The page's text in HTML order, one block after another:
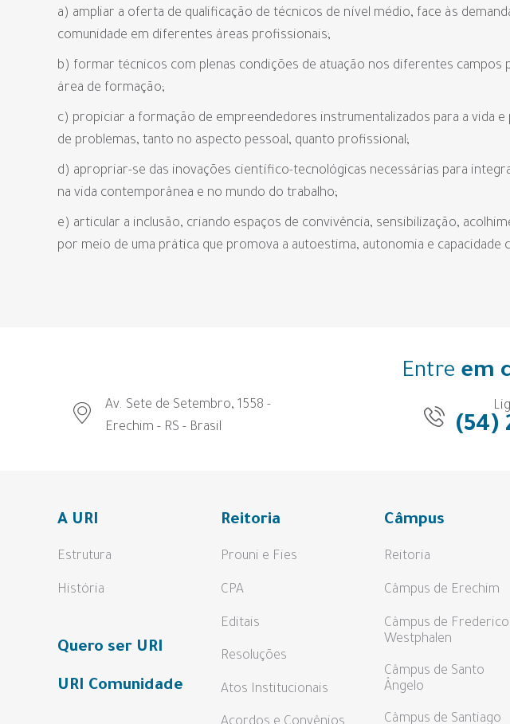
a) ampliar a oferta de qualificação de técnicos de nível médio, face às
comunidade em diferentes áreas profissionais;
b) formar técnicos com plenas condições de atuação nos diferentes campos
área de formação;
c) propiciar a formação de empreendedores instrumentalizados para a vida e
de problemas, tanto no aspecto pessoal, quanto profissional;
d) apropriar-se das inovações científico-tecnológicas necessárias para
na vida contemporânea e no mundo do trabalho;
e) articular a inclusão, criando espaços de convivência, sensibilização,
por meio de uma prática que promova a autoestima, autonomia e capacidade
Entre em
Av. Sete de Setembro, 1558 -
Erechim - RS - Brasil
(54)
A URI
Estrutura
História
Quero ser URI
URI Comunidade
Reitoria
Prouni e Fies
CPA
Editais
Resoluções
Atos Institucionais
Câmpus
Reitoria
Câmpus de Erechim
Câmpus de Frederico
Westphalen
Câmpus de Santo
Ângelo
Câmpus de Santiago